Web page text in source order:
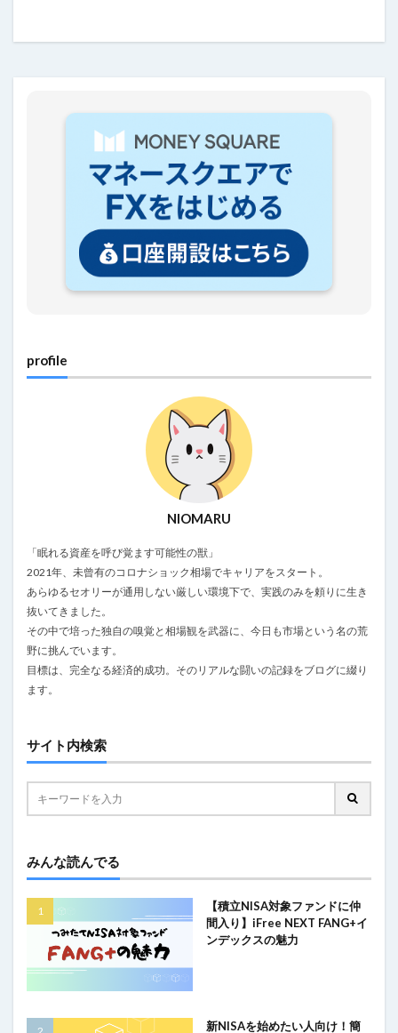
profile
NIOMARU
「眠れる資産を呼び覚ます可能性の獣」
2021年、未曾有のコロナショック相場でキャリアをスタート。
あらゆるセオリーが通用しない厳しい環境下で、実践のみを頼りに生き
抜いてきました。
その中で培った独自の嗅覚と相場観を武器に、今日も市場という名の荒
野に挑んでいます。
目標は、完全なる経済的成功。そのリアルな闘いの記録をブログに綴り
ます。
サイト内検索
みんな読んでる
【積立NISA対象ファンドに仲
間入り】iFree NEXT FANG+イ
ンデックスの魅力
新NISAを始めたい人向け！簡